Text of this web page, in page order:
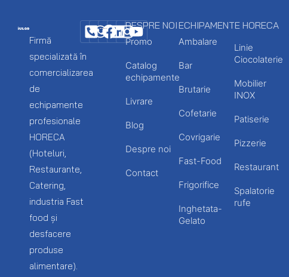
Firmă
specializată în
comercializarea
de
echipamente
profesionale
HORECA
(Hoteluri,
Restaurante,
Catering,
industria Fast
food și
desfacere
produse
alimentare).
DESPRE NOI
Promo
Catalog
echipamente
Livrare
Blog
Despre noi
Contact
ECHIPAMENTE HORECA
Ambalare
Bar
Brutarie
Cofetarie
Covrigarie
Fast-Food
Frigorifice
Inghetata-
Gelato
Linie
Ciocolaterie
Mobilier
INOX
Patiserie
Pizzerie
Restaurant
Spalatorie
rufe